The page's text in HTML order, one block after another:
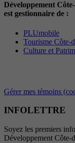
Développement
est gestionnaire de :
PLUmobile
Tourisme Côte-
Culture et
Gérer mes témoins
INFOLETTRE
Soyez les premiers
Développement Côte-